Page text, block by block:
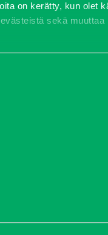
on kerätty, kun olet
sekä muuttaa
trading.fi